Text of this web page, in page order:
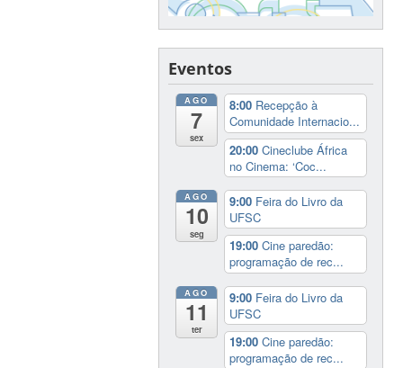
Eventos
AGO
7
sex
8:00 Recepção à
Comunidade Internacio...
20:00Cineclube África
no Cinema: ‘Coc...
AGO
10
seg
9:00 Feira do Livro da
UFSC
19:00Cine paredão:
programação de rec...
AGO
11
ter
9:00 Feira do Livro da
UFSC
19:00Cine paredão:
programação de rec...